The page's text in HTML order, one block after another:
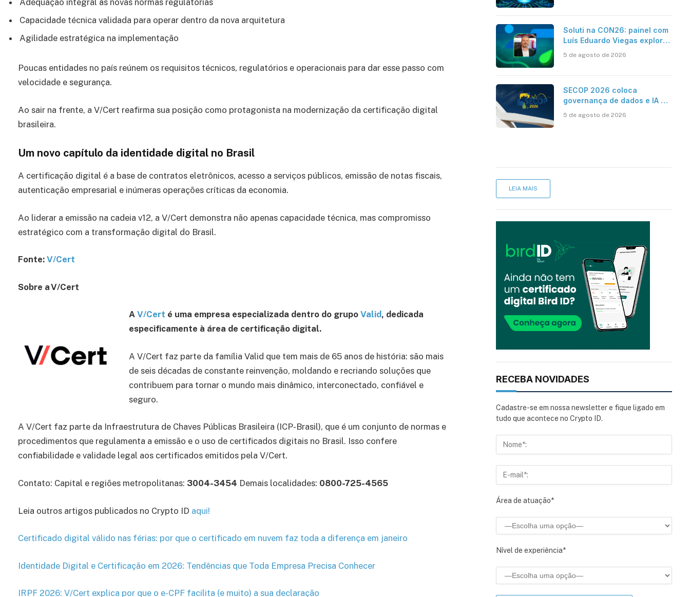
Capacidade técnica validada para operar dentro da nova arquitetura
Agilidade estratégica na implementação
Poucas entidades no país reúnem os requisitos técnicos, regulatórios e operacionais para dar esse passo com
velocidade e segurança.
Ao sair na frente, a V/Cert reafirma sua posição como protagonista na modernização da certificação digital
brasileira.
Um novo capítulo da identidade digital no Brasil
A certificação digital é a base de contratos eletrônicos, acesso a serviços públicos, emissão de notas fiscais,
autenticação empresarial e inúmeras operações críticas da economia.
Ao liderar a emissão na cadeia v12, a V/Cert demonstra não apenas capacidade técnica, mas compromisso
estratégico com a transformação digital do Brasil.
Fonte: V/Cert
Sobre a V/Cert
A V/Cert é uma empresa especializada dentro do grupo Valid, dedicada
especificamente à área de certificação digital.
A V/Cert faz parte da família Valid que tem mais de 65 anos de história: são mais
de seis décadas de constante reinvenção, moldando e recriando soluções que
contribuem para tornar o mundo mais dinâmico, interconectado, confiável e
seguro.
A V/Cert faz parte da Infraestrutura de Chaves Públicas Brasileira (ICP-Brasil), que é um conjunto de normas e
procedimentos que regulamenta a emissão e o uso de certificados digitais no Brasil. Isso confere
confiabilidade e validade legal aos certificados emitidos pela V/Cert.
Contato: Capital e regiões metropolitanas: 3004-3454 Demais localidades: 0800-725-4565
Leia outros artigos publicados no Crypto ID aqui!
Certificado digital válido nas férias: por que o certificado em nuvem faz toda a diferença em janeiro
Identidade Digital e Certificação em 2026: Tendências que Toda Empresa Precisa Conhecer
IRPF 2026: V/Cert explica por que o e-CPF facilita (e muito) a sua declaração
Soluti na CON26: painel com
Luís Eduardo Viegas explora
eficiência da Contabilidade
5 de agosto de 2026
SECOP 2026 coloca
governança de dados e IA no
5 de agosto de 2026
LEIA MAIS
RECEBA NOVIDADES
Cadastre-se em nossa newsletter e fique ligado em
tudo que acontece no Crypto ID.
Área de atuação*
Nível de experiência*